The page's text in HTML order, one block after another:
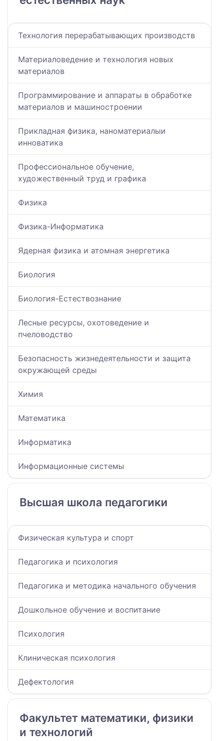
Технология перерабатывающих производств
Материаловедение и технология новых
материалов
Программирование и аппараты в обработке
материалов и машиностроении
Прикладная физика, наноматериалыи
инноватика
Профессиональное обучение,
художественный труд и графика
Физика
Физика-Информатика
Ядерная физика и атомная энергетика
Биология
Биология-Естествознание
Лесные ресурсы, охотоведение и
пчеловодство
Безопасность жизнедеятельности и защита
окружающей среды
Химия
Математика
Информатика
Информационные системы
Высшая школа педагогики
Физическая культура и спорт
Педагогика и психология
Педагогика и методика начального обучения
Дошкольное обучение и воспитание
Психология
Клиническая психология
Дефектология
Факультет математики, физики
и технологий